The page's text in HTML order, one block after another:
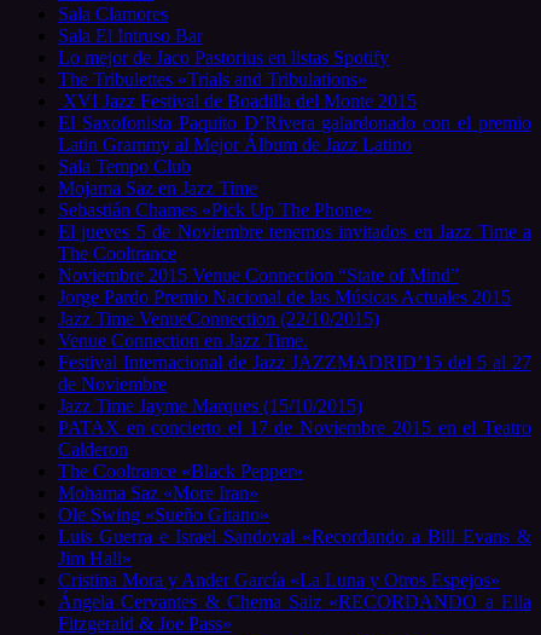
Sala Clamores
Sala El Intruso Bar
Lo mejor de Jaco Pastorius en listas Spotify
The Tribulettes «Trials and Tribulations»
XVI Jazz Festival de Boadilla del Monte 2015
El Saxofonista Paquito D’Rivera galardonado con el premio
Latin Grammy al Mejor Álbum de Jazz Latino
Sala Tempo Club
Mojama Saz en Jazz Time
Sebastián Chames «Pick Up The Phone»
El jueves 5 de Noviembre tenemos invitados en Jazz Time a
The Cooltrance
Noviembre 2015 Venue Connection “State of Mind”
Jorge Pardo Premio Nacional de las Músicas Actuales 2015
Jazz Time VenueConnection (22/10/2015)
Venue Connection en Jazz Time.
Festival Internacional de Jazz JAZZMADRID’15 del 5 al 27
de Noviembre
Jazz Time Jayme Marques (15/10/2015)
PATAX en concierto el 17 de Noviembre 2015 en el Teatro
Calderon
The Cooltrance «Black Pepper»
Mohama Saz «More Iran»
Ole Swing «Sueño Gitano»
Luis Guerra e Israel Sandoval «Recordando a Bill Evans &
Jim Hall»
Cristina Mora y Ander García «La Luna y Otros Espejos»
Ángela Cervantes & Chema Saiz «RECORDANDO a Ella
Fitzgerald & Joe Pass»